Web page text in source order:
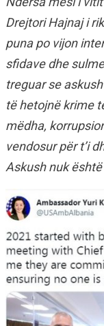
Drejtori Hajnaj i
puna po vijon
sfidave dhe
treguar se
të hetojnë krime
mëdha,
vendosur për t’i
Askush nuk